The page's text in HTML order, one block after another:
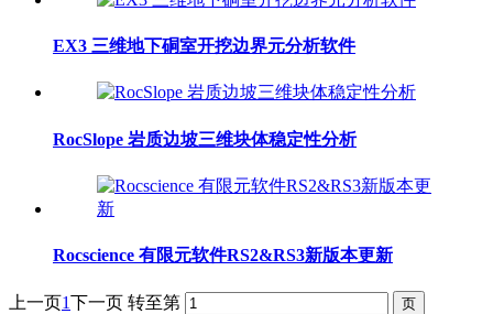
EX3 三维地下硐室开挖边界元分析软件
RocSlope 岩质边坡三维块体稳定性分析
Rocscience 有限元软件RS2&RS3新版本更新
上一页 1 下一页 转至第